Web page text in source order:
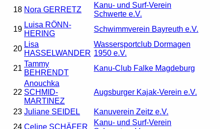
18 Nora GERRETZ
Kanu- und Surf-Verein
Schwerte e.V.
19
Luisa RÖNN-
HERING
Schwimmverein Bayreuth e.V.
20
Lisa
HASSELWANDER
Wassersportclub Dormagen
1950 e.V.
21
Tammy
BEHRENDT
Kanu-Club Falke Magdeburg
22
Anouchka
SCHMID-
MARTINEZ
Augsburger Kajak-Verein e.V.
23 Juliane SEIDEL
Kanuverein Zeitz e.V.
24 Celine SCHÄFER
Kanu- und Surf-Verein